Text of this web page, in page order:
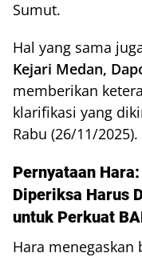
Sumut.
Hal yang sama
Kejari Medan,
memberikan
klarifikasi yang
Rabu (26/11/2025).
Pernyataan
Diperiksa Harus
untuk Perkuat
Hara